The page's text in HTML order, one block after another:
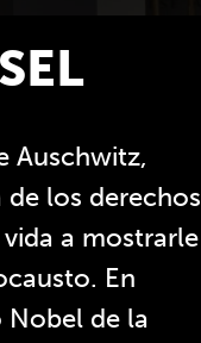
Auschwitz,
de los derechos
a mostrarle
En
Nobel de la